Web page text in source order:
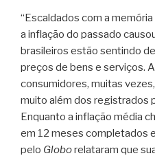
“Escaldados com a
a inflação do passado
brasileiros estão sentindo
preços de bens e serviços.
consumidores, muitas
muito além dos registrados
Enquanto a inflação média
em 12 meses completados
pelo Globorelataram que